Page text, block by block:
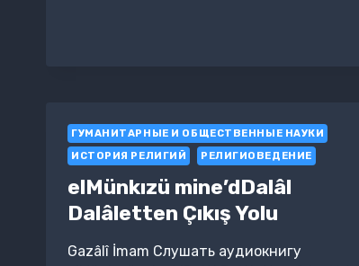
ГУМАНИТАРНЫЕ И ОБЩЕСТВЕННЫЕ НАУКИ
ИСТОРИЯ РЕЛИГИЙ
РЕЛИГИОВЕДЕНИЕ
elMünkızü mine’dDalâl
Dalâletten Çıkış Yolu
Gazâlî İmam Слушать аудиокнигу